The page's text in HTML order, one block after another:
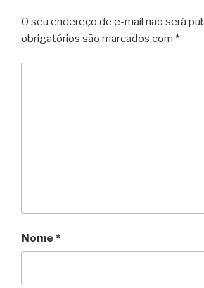
O seu endereço de e-mail não será
obrigatórios são marcados com *
Nome *